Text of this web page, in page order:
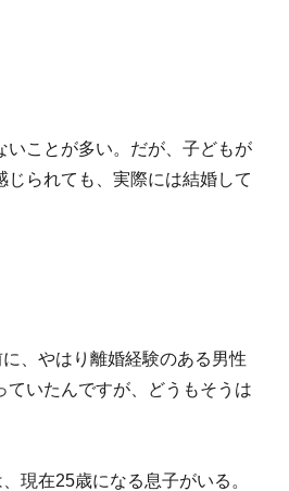
いことが多い。だが、子どもが
られても、実際には結婚して
、やはり離婚経験のある男性
いたんですが、どうもそうは
現在25歳になる息子がいる。